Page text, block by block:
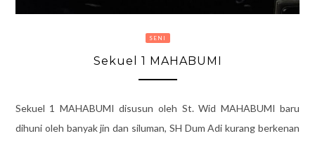
SENI
Sekuel 1 MAHABUMI
Sekuel 1 MAHABUMI disusun oleh St. Wid MAHABUMI baru
dihuni oleh banyak jin dan siluman, SH Dum Adi kurang berkenan